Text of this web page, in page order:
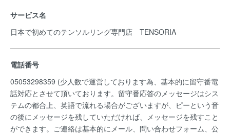
サービス名
日本で初めてのテンソルリング専門店 TENSORIA
電話番号
05053298359 (少人数で運営しております為、基本的に留守番電
話対応とさせて頂いております。留守番応答のメッセージはシス
テムの都合上、英語で流れる場合がございますが、ピーという音
の後にメッセージを残していただければ、メッセージを残すこと
ができます。ご連絡は基本的にメール、問い合わせフォーム、公